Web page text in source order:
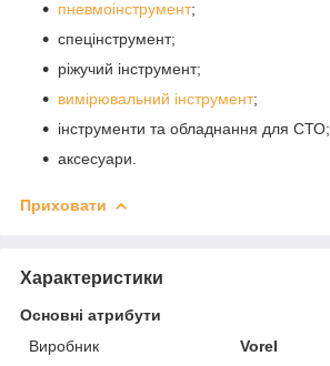
пневмоінструмент;
спецінструмент;
ріжучий інструмент;
вимірювальний інструмент;
інструменти та обладнання для СТО;
аксесуари.
Приховати
Характеристики
Основні атрибути
Виробник
Vorel